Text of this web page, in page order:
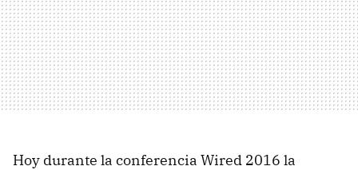
Hoy durante la conferencia Wired 2016 la